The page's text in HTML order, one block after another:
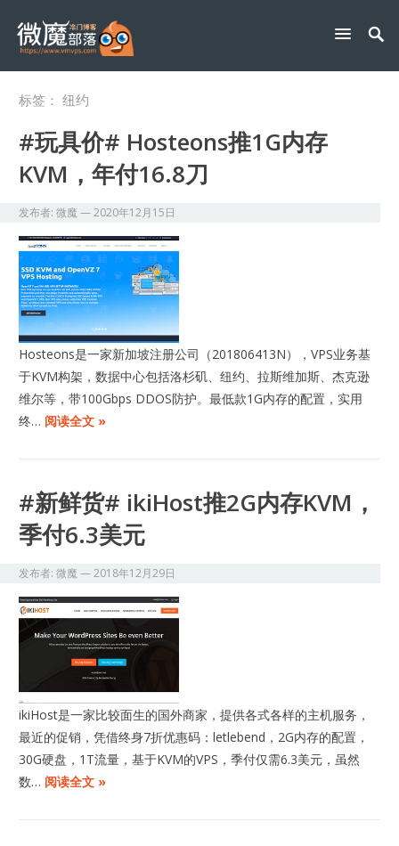
标签：纽约
#玩具价# Hosteons推1G内存
KVM，年付16.8刀
发布者:微魔—2020年12月15日
Hosteons是一家新加坡注册公司（201806413N），VPS业务基
于KVM构架，数据中心包括洛杉矶、纽约、拉斯维加斯、杰克逊
维尔等，带100Gbps DDOS防护。最低款1G内存的配置，实用
终… 阅读全文 »
#新鲜货# ikiHost推2G内存KVM，
季付6.3美元
发布者:微魔—2018年12月29日
ikiHost是一家比较面生的国外商家，提供各式各样的主机服务，
最近的促销，凭借终身7折优惠码：letlebend，2G内存的配置，
30G硬盘，1T流量，基于KVM的VPS，季付仅需6.3美元，虽然
数… 阅读全文 »